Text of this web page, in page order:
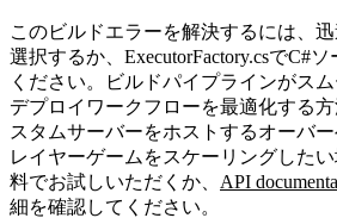
このビルドエラーを解決するには、
選択するか、 ExecutorFactory.csでC#ソ
ください。ビルドパイプラインがス
デプロイワークフローを最適化する
スタムサーバーをホストするオーバ
レイヤーゲームをスケーリングしたい
料でお試しいただくか、 API
細を確認してください。